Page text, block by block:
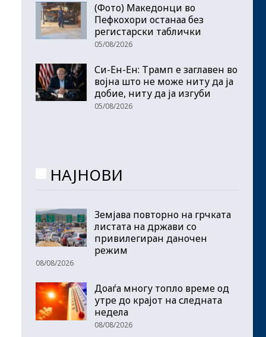
(Фото) Македонци во
Пефкохори останаа без
регистарски таблички
05/08/2026
Си-Ен-Ен: Трамп е заглавен во
војна што не може ниту да ја
добие, ниту да ја изгуби
05/08/2026
НАЈНОВИ
Земјава повторно на грчката
листата на држави со
привилегиран даночен
режим
08/08/2026
Доаѓа многу топло време од
утре до крајот на следната
недела
08/08/2026